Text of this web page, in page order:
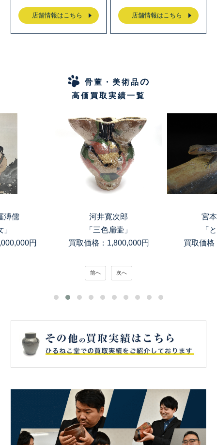
店舗情報はこちら 店舗情報はこちら
骨董・美術品の
高価買取実績一覧
溥儒
円
河井寛次郎
「三色扁壷」
買取価格：1,800,000円
宮
「
買取価格
前へ 次へ